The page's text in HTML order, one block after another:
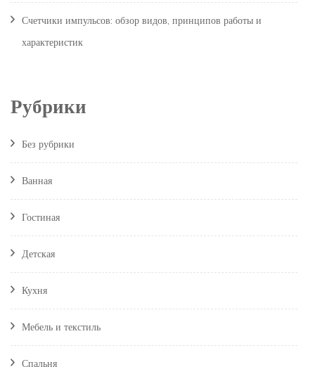
Счетчики импульсов: обзор видов, принципов работы и
характеристик
Рубрики
Без рубрики
Ванная
Гостиная
Детская
Кухня
Мебель и текстиль
Спальня